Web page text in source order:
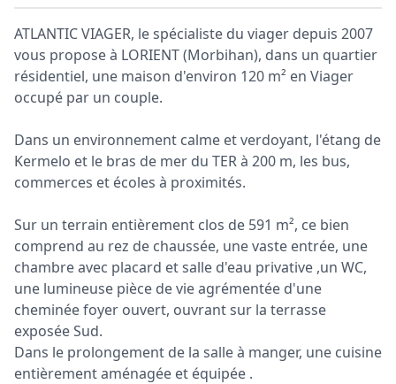
ATLANTIC VIAGER, le spécialiste du viager depuis 2007
vous propose à LORIENT (Morbihan), dans un quartier
résidentiel, une maison d'environ 120 m² en Viager
occupé par un couple.
Dans un environnement calme et verdoyant, l'étang de
Kermelo et le bras de mer du TER à 200 m, les bus,
commerces et écoles à proximités.
Sur un terrain entièrement clos de 591 m², ce bien
comprend au rez de chaussée, une vaste entrée, une
chambre avec placard et salle d'eau privative ,un WC,
une lumineuse pièce de vie agrémentée d'une
cheminée foyer ouvert, ouvrant sur la terrasse
exposée Sud.
Dans le prolongement de la salle à manger, une cuisine
entièrement aménagée et équipée .